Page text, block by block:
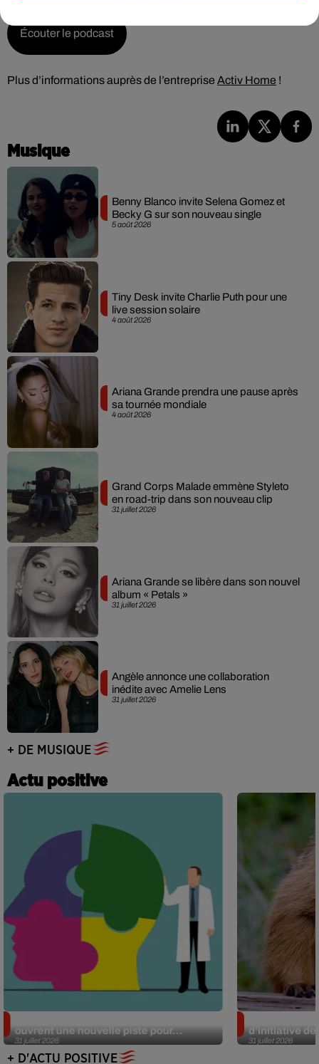
Écouter le podcast
Plus d’informations auprès de l’entreprise Activ Home !
Musique
5 août 2026
Benny Blanco invite Selena Gomez et
Becky G sur son nouveau single
4 août 2026
Tiny Desk invite Charlie Puth pour une
live session solaire
4 août 2026
Ariana Grande prendra une pause après
sa tournée mondiale
31 juillet 2026
Grand Corps Malade emmène Styleto
en road-trip dans son nouveau clip
31 juillet 2026
Ariana Grande se libère dans son nouvel
album « Petals »
31 juillet 2026
Angèle annonce une collaboration
inédite avec Amelie Lens
+ DE MUSIQUE
Actu positive
31 juillet 2026
ouvrent une nouvelle piste pour...
31 juillet 2026
d’initiative
+ D'ACTU POSITIVE